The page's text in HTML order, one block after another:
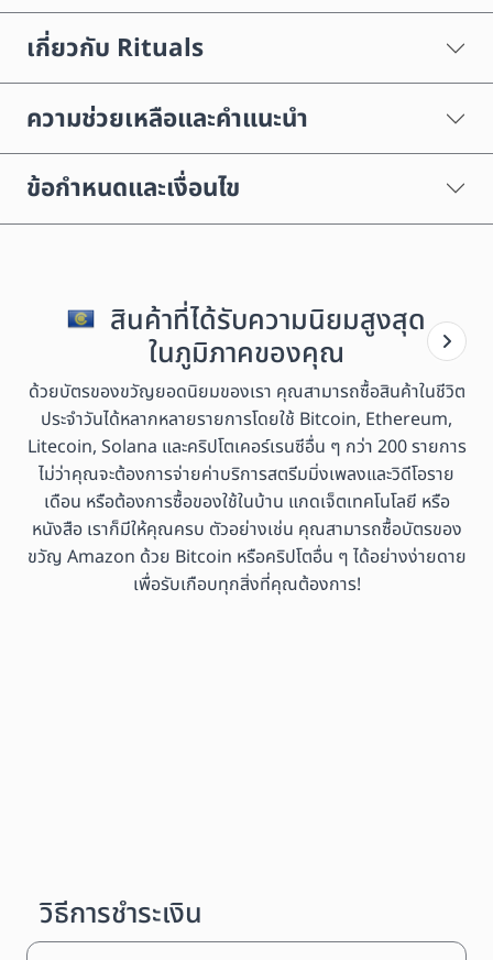
เกี่ยวกับ Rituals
ความช่วยเหลือและคำแนะนำ
ข้อกำหนดและเงื่อนไข
สินค้าที่ได้รับความนิยมสูงสุด
ในภูมิภาคของคุณ
ด้วยบัตรของขวัญยอดนิยมของเรา คุณสามารถซื้อสินค้าในชีวิต
ประจำวันได้หลากหลายรายการโดยใช้ Bitcoin, Ethereum,
Litecoin, Solana และคริปโตเคอร์เรนซีอื่น ๆ กว่า 200 รายการ
ไม่ว่าคุณจะต้องการจ่ายค่าบริการสตรีมมิ่งเพลงและวิดีโอราย
เดือน หรือต้องการซื้อของใช้ในบ้าน แกดเจ็ตเทคโนโลยี หรือ
หนังสือ เราก็มีให้คุณครบ ตัวอย่างเช่น คุณสามารถซื้อบัตรของ
ขวัญ Amazon ด้วย Bitcoin หรือคริปโตอื่น ๆ ได้อย่างง่ายดาย
เพื่อรับเกือบทุกสิ่งที่คุณต้องการ!
วิธีการชำระเงิน